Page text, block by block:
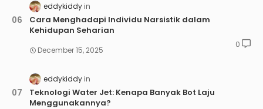
eddykiddy
Cara Menghadapi Individu Narsistik dalam
Kehidupan Seharian
December 15, 2025
0
eddykiddy
Teknologi Water Jet: Kenapa Banyak Bot Laju
Menggunakannya?